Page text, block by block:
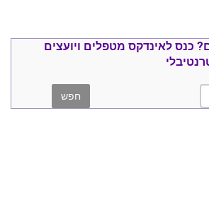
כנס לאינדקס מטפלים ויועצים